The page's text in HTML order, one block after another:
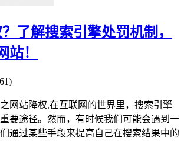
了解搜索引擎处罚机制，
站！
网站降权,在互联网的世界里，搜索引擎
要途径。然而，有时候我们可能会遇到一
通过某些手段来提高自己在搜索结果中的